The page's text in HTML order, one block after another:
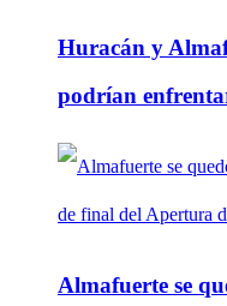
Huracán y
podrían
Almafuerte se